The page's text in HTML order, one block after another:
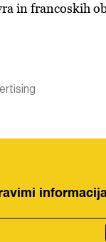
in francoskih